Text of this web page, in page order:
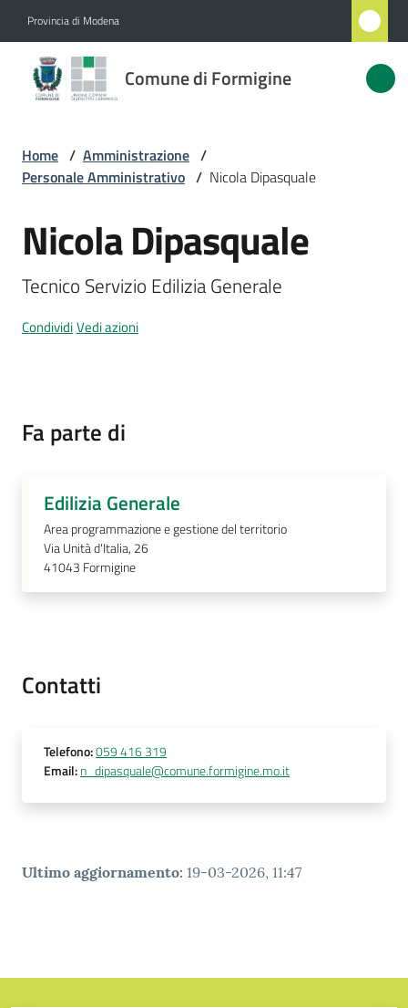
Provincia di Modena
Comune di Formigine
Comune
di
Novità
Servizi
appuntamenti
a
gli
Home / Amministrazione /
Personale Amministrativo / Nicola Dipasquale
Salta al contenuto
Nicola Dipasquale
Tecnico Servizio Edilizia Generale
CondividiVedi azioni
Fa parte di
Edilizia Generale
Area programmazione e gestione del territorio
Via Unità d'Italia, 26
41043 Formigine
Contatti
Telefono:059 416 319
Email:n_dipasquale@comune.formigine.mo.it
Ultimo aggiornamento: 19-03-2026, 11:47